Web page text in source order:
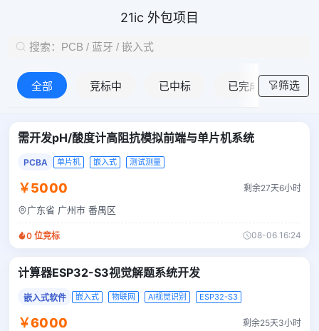
21ic 外包项目
全部 竞标中 已中标 已完成 筛选
需开发pH/酸度计高阻抗模拟前端与单片机系统
PCBA 单片机 嵌入式 测试测量
￥5000 剩余27天6小时
广东省 广州市 番禺区
0 位竞标 08-06 16:24
计算器ESP32-S3视觉解题系统开发
嵌入式软件 嵌入式 物联网 AI视觉识别 ESP32-S3
￥6000 剩余25天3小时